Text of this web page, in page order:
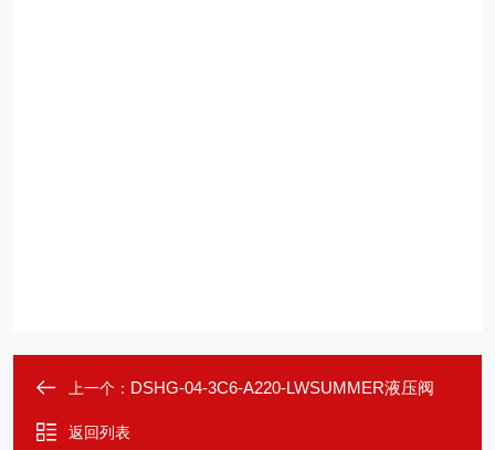
上一个： DSHG-04-3C6-A220-LWSUMMER液压阀
返回列表